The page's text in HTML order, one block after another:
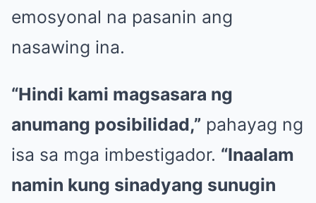
emosyonal na pasanin ang
nasawing ina.
“Hindi kami magsasara ng
anumang posibilidad,” pahayag ng
isa sa mga imbestigador. “Inaalam
namin kung sinadyang sunugin